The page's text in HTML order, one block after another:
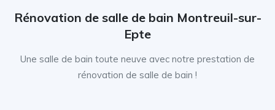
Rénovation de salle de bain Montreuil-sur-
Epte
Une salle de bain toute neuve avec notre prestation de
rénovation de salle de bain !